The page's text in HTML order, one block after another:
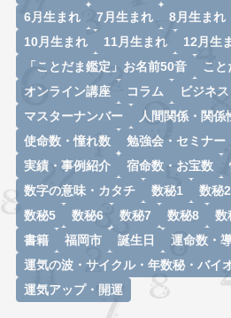
6月生まれ
7月生まれ 8月生まれ
10月生まれ
11月生まれ
12月生
「ことだま鑑定」お名前50音
こと
オンライン講座
コラム
ビジネ
マスターナンバー
人間関係・関係
使命数・憧れ数
勉強会・セミナー
実績・事例紹介
宿命数・お宝数
数字の意味・カタチ
数秘1 数秘2
数秘5
数秘6 数秘7 数秘8 数
書籍
福岡市 誕生日
運命数・
運気の波・サイクル・年数秘・バイ
運気アップ・開運